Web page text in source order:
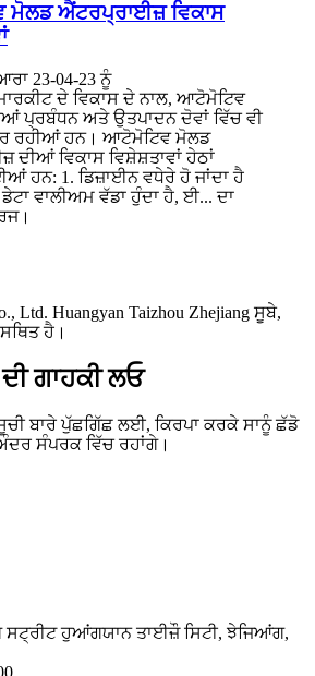
ਮੋਲਡ ਐਂਟਰਪ੍ਰਾਈਜ਼ ਵਿਕਾਸ
23-04-23 ਨੂੰ
ਦੇ ਵਿਕਾਸ ਦੇ ਨਾਲ, ਆਟੋਮੋਟਿਵ
ਪ੍ਰਬੰਧਨ ਅਤੇ ਉਤਪਾਦਨ ਦੋਵਾਂ ਵਿੱਚ ਵੀ
ਰਹੀਆਂ ਹਨ। ਆਟੋਮੋਟਿਵ ਮੋਲਡ
ਦੀਆਂ ਵਿਕਾਸ ਵਿਸ਼ੇਸ਼ਤਾਵਾਂ ਹੇਠਾਂ
ਹਨ: 1. ਡਿਜ਼ਾਈਨ ਵਧੇਰੇ ਹੋ ਜਾਂਦਾ ਹੈ
ਡੇਟਾ ਵਾਲੀਅਮ ਵੱਡਾ ਹੁੰਦਾ ਹੈ, ਈ... ਦਾ
Ltd. Huangyan Taizhou Zhejiang ਸੂਬੇ,
ਹੈ।
ਗਾਹਕੀ ਲਓ
ਬਾਰੇ ਪੁੱਛਗਿੱਛ ਲਈ, ਕਿਰਪਾ ਕਰਕੇ ਸਾਨੂੰ ਛੱਡੋ
ਸੰਪਰਕ ਵਿੱਚ ਰਹਾਂਗੇ।
ਸਟ੍ਰੀਟ ਹੁਆਂਗਯਾਨ ਤਾਈਜ਼ੌ ਸਿਟੀ, ਝੇਜਿਆਂਗ,